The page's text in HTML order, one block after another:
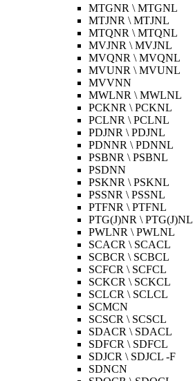
MTGNR \ MTGNL
MTJNR \ MTJNL
MTQNR \ MTQNL
MVJNR \ MVJNL
MVQNR \ MVQNL
MVUNR \ MVUNL
MVVNN
MWLNR \ MWLNL
PCKNR \ PCKNL
PCLNR \ PCLNL
PDJNR \ PDJNL
PDNNR \ PDNNL
PSBNR \ PSBNL
PSDNN
PSKNR \ PSKNL
PSSNR \ PSSNL
PTFNR \ PTFNL
PTG(J)NR \ PTG(J)NL
PWLNR \ PWLNL
SCACR \ SCACL
SCBCR \ SCBCL
SCFCR \ SCFCL
SCKCR \ SCKCL
SCLCR \ SCLCL
SCMCN
SCSCR \ SCSCL
SDACR \ SDACL
SDFCR \ SDFCL
SDJCR \ SDJCL -F
SDNCN